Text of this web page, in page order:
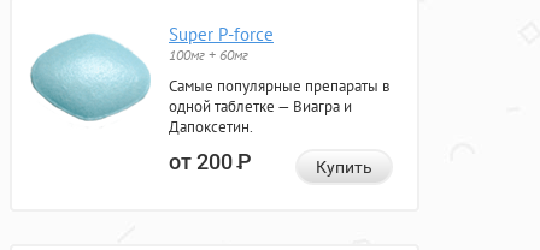
Super P-force
100мг + 60мг
Самые популярные препараты в
одной таблетке — Виагра и
Дапоксетин.
от 200Р Купить